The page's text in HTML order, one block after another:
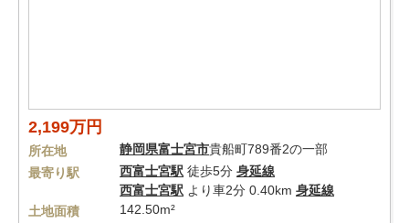
2,199万円
所在地 静岡県富士宮市貴船町789番2の一部
最寄り駅
西富士宮駅 徒歩5分 身延線
西富士宮駅 より車2分 0.40km 身延線
土地面積
142.50m²